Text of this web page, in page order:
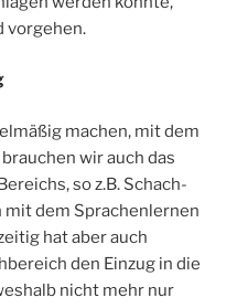
vorgehen.
machen, mit dem
wir auch das
so z.B. Schach-
mit dem Sprachenlernen
hat aber auch
den Einzug in die
nicht mehr nur